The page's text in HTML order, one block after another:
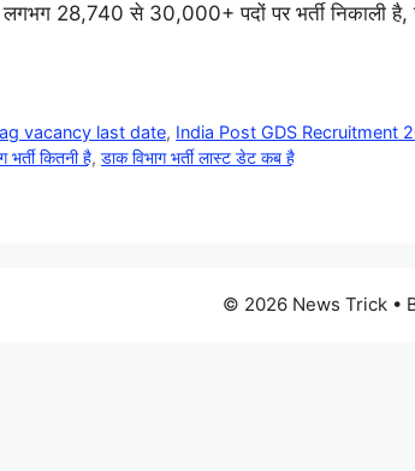
लगभग 28,740 से 30,000+ पदों पर भर्ती निकाली
vacancy last date, India Post GDS Recruitment
भर्ती कितनी है, डाक विभाग भर्ती लास्ट डेट कब है
© 2026 News Trick •